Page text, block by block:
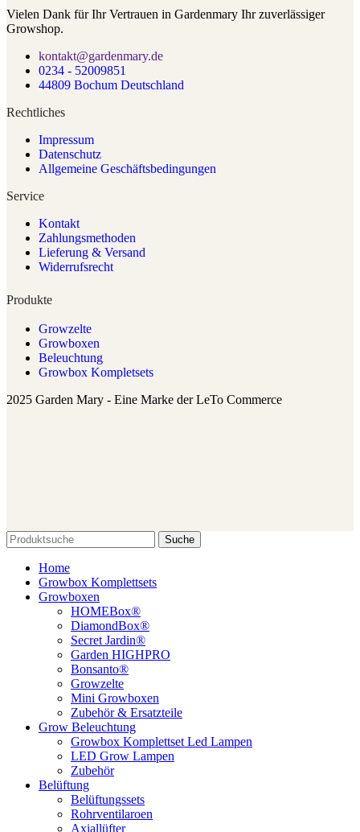
Vielen Dank für Ihr Vertrauen in Gardenmary Ihr zuverlässiger
Growshop.
kontakt@gardenmary.de
0234 - 52009851
44809 Bochum Deutschland
Rechtliches
Impressum
Datenschutz
Allgemeine Geschäftsbedingungen
Service
Kontakt
Zahlungsmethoden
Lieferung & Versand
Widerrufsrecht
Produkte
Growzelte
Growboxen
Beleuchtung
Growbox Kompletsets
2025 Garden Mary - Eine Marke der LeTo Commerce
Suche
Home
Growbox Komplettsets
Growboxen
HOMEBox®
DiamondBox®
Secret Jardin®
Garden HIGHPRO
Bonsanto®
Growzelte
Mini Growboxen
Zubehör & Ersatzteile
Grow Beleuchtung
Growbox Komplettset Led Lampen
LED Grow Lampen
Zubehör
Belüftung
Belüftungssets
Rohrventilaroen
Axiallüfter